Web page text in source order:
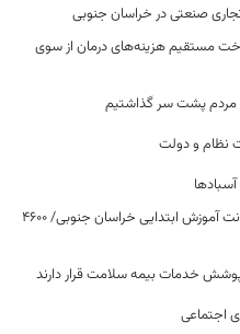
تجاری صنعتی در خراسان جنوبی
مستقیم هزینه‌های درمان از سوی
مردم پشت سر گذاشتیم
نظام و دولت
تقدیر مقام عالی وزارت از عملکرد جهادی معاونت آموزش ابتدایی خراسان جنوبی/ ۴۶۰۰
اجتماعی